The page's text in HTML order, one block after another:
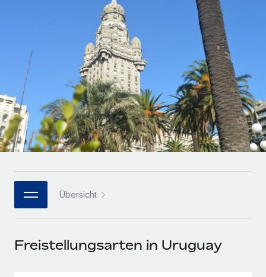
Auslagern von komplexen HR-Aufgaben
INFRASTRUKTUR
Remote Embedded
Nahtlose Integration der HR in bestehende Abläufe
Plattform
Integrierte HR-Kernfunktionen für dein Team
MCP
Integrationen
Tools
WACHSTUMSPHASE
Agile HR- und Payroll-Lösungen für wachsende
Unternehmen
Mittelstand
Maßgeschneiderte HR-Lösungen, um Teams zu
vergrößern
Enterprise
Globale HR für Konzerne und Großunternehmen
PARTNER WERDEN
Flexible Einbettung von Global-HR-Funktionen in deine
Partner werden
Honorarzahlungen berechnen
Informationen zu möglichen Währungen und
Abwicklungsfristen für globale Freelancer:innen
LERNEN MIT REMOTE
Forschung und Leitfäden
Fallstudien
HR-Glossar
Bibliothek für Stellenbeschreibungen
Webinare
Events
Deutsch
Español
Italiano
Português (Portugal)
한국어 Übersicht
Freistellungsarten in Uruguay